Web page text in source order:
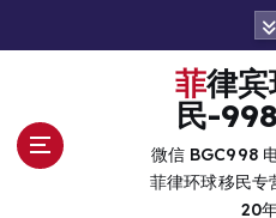
菲律宾环球移
民-
微信 BGC998
菲律环球移民专
20